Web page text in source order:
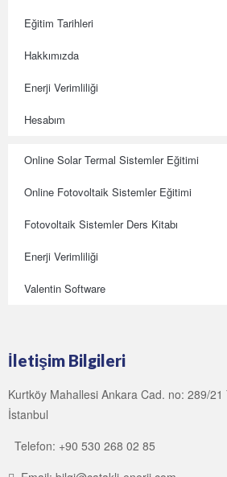
Eğitim Tarihleri
Hakkımızda
Enerji Verimliliği
Hesabım
Online Solar Termal Sistemler Eğitimi
Online Fotovoltaik Sistemler Eğitimi
Fotovoltaik Sistemler Ders Kitabı
Enerji Verimliliği
Valentin Software
İletişim Bilgileri
Kurtköy Mahallesi Ankara Cad. no: 289/21
İstanbul
Telefon: +90 530 268 02 85